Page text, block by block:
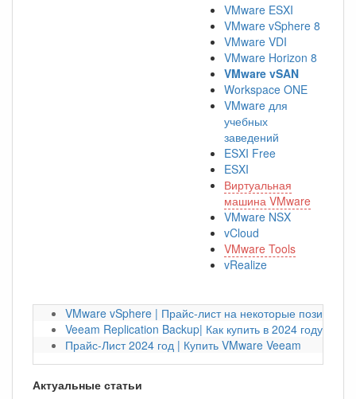
VMware ESXI
VMware vSphere 8
VMware VDI
VMware Horizon 8
VMware vSAN
Workspace ONE
VMware для
учебных
заведений
ESXI Free
ESXI
Виртуальная
машина VMware
VMware NSX
vCloud
VMware Tools
vRealize
VMware vSphere | Прайс-лист на некоторые позиции
Veeam Replication Backup| Как купить в 2024 году?
Прайс-Лист 2024 год | Купить VMware Veeam
Актуальные статьи